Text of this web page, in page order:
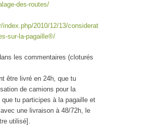
des-routes/
index.php/2010/12/13/considerat
sur-la-pagaille®/
les commentaires (cloturés
être livré en 24h, que tu
de camions pour la
que tu participes à la pagaille et
une livraison à 48/72h, le
utilisé].